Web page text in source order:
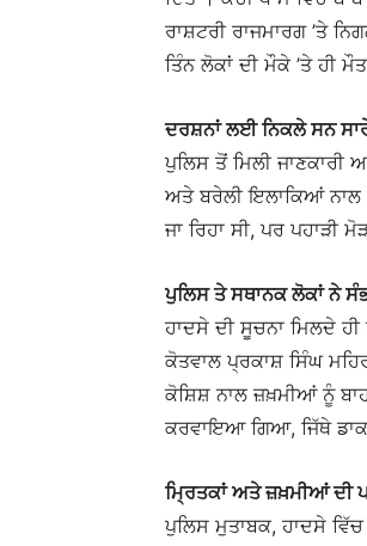
ਰਾਸ਼ਟਰੀ ਰਾਜਮਾਰਗ ’ਤੇ
ਤਿੰਨ ਲੋਕਾਂ ਦੀ ਮੌਕੇ ’ਤੇ ਹੀ
ਦਰਸ਼ਨਾਂ ਲਈ ਨਿਕਲੇ ਸਨ
ਪੁਲਿਸ ਤੋਂ ਮਿਲੀ ਜਾਣਕਾਰੀ
ਅਤੇ ਬਰੇਲੀ ਇਲਾਕਿਆਂ ਨਾਲ
ਜਾ ਰਿਹਾ ਸੀ, ਪਰ ਪਹਾੜੀ
ਪੁਲਿਸ ਤੇ ਸਥਾਨਕ ਲੋਕਾਂ ਨੇ
ਹਾਦਸੇ ਦੀ ਸੂਚਨਾ ਮਿਲਦੇ
ਕੋਤਵਾਲ ਪ੍ਰਕਾਸ਼ ਸਿੰਘ
ਕੋਸ਼ਿਸ਼ ਨਾਲ ਜ਼ਖ਼ਮੀਆਂ ਨੂੰ
ਕਰਵਾਇਆ ਗਿਆ, ਜਿੱਥੇ
ਮ੍ਰਿਤਕਾਂ ਅਤੇ ਜ਼ਖ਼ਮੀਆਂ ਦੀ
ਪੁਲਿਸ ਮੁਤਾਬਕ, ਹਾਦਸੇ